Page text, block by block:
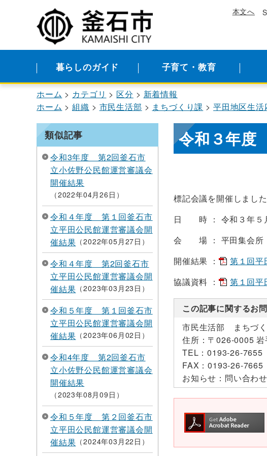
本文へ
暮らしのガイド 子育て・教育
ホーム カテゴリ 区分
新着情報
ホーム
組織 市民生活部 まちづくり課 平田地区生
類似記事
令和3年度 第2回釜石市
立小佐野公民館運営審議会
開催結果
2022年04月26日
令和４年度 第１回釜石市
立平田公民館運営審議会開
催結果
2022年05月27日
令和４年度 第2回釜石市
立平田公民館運営審議会開
催結果
2023年03月23日
令和５年度 第１回釜石市
立平田公民館運営審議会開
催結果
2023年06月02日
令和4年度 第2回釜石市
立小佐野公民館運営審議会
開催結果
2023年08月09日
令和５年度 第２回釜石市
立平田公民館運営審議会開
催結果
2024年03月22日
令和３年度
標記会議を開催しまし
日 時 ： 令和３年５月
会 場 ： 平田集会所
開催結果 ：
第１回
協議資料 ：
第１回
この記事に関するお
市民生活部 まちづ
住所： 〒026-0005
TEL：0193-26-7655
FAX：0193-26-7665
お知らせ： 問い合わ